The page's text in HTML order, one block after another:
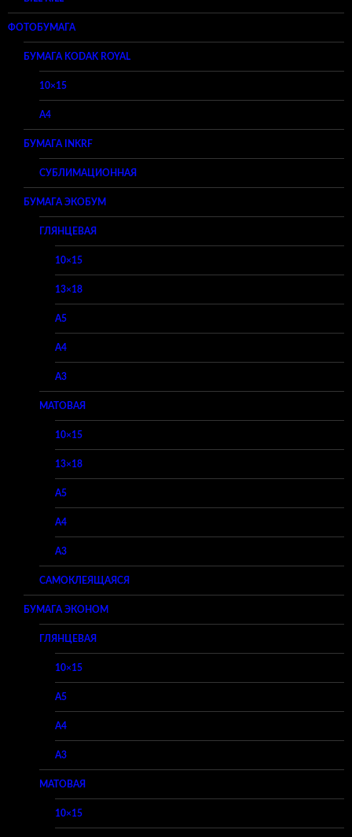
ФОТОБУМАГА
БУМАГА KODAK ROYAL
10×15
A4
БУМАГА INKRF
СУБЛИМАЦИОННАЯ
БУМАГА ЭКОБУМ
ГЛЯНЦЕВАЯ
10×15
13×18
A5
A4
A3
МАТОВАЯ
10×15
13×18
A5
A4
A3
САМОКЛЕЯЩАЯСЯ
БУМАГА ЭКОНОМ
ГЛЯНЦЕВАЯ
10×15
A5
A4
A3
МАТОВАЯ
10×15